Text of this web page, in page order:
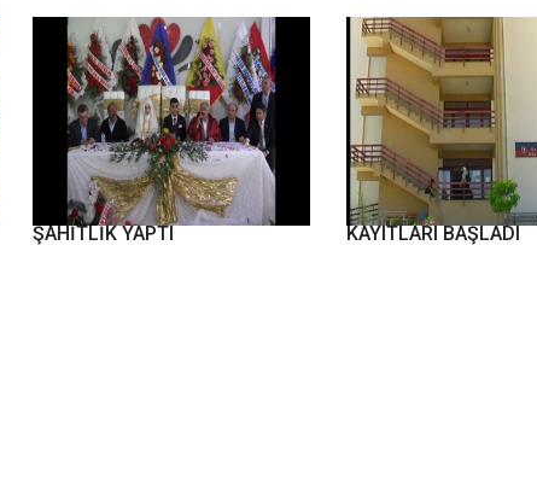
BAŞKAN NİKAH KIYDI VEKİLLER
ŞAHİTLİK YAPTI
NMYO YENİ ÖĞRENCİ
KAYITLARI BAŞLADI